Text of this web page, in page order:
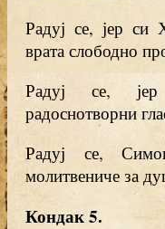
Радуј се, јер си
врата слободно
Радуј се,
радоснотворни
Радуј се,
молитвениче за
Кондак 5.